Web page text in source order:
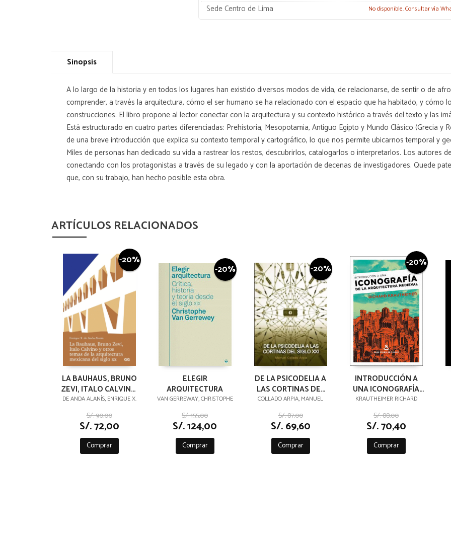
Sede Centro de Lima No disponible. Consultar vía
Sinopsis
A lo largo de la historia y en todos los lugares han existido diversos modos de vida, de relacionarse, de sentir o de
comprender, a través la arquitectura, cómo el ser humano se ha relacionado con el espacio que ha habitado, y cómo
construcciones. El libro propone al lector conectar con la arquitectura y su contexto histórico a través del texto y las
Está estructurado en cuatro partes diferenciadas: Prehistoria, Mesopotamia, Antiguo Egipto y Mundo Clásico (Grecia y
de una breve introducción que explica su contexto temporal y cartográfico, lo que nos permite ubicarnos temporal y
Miles de personas han dedicado su vida a rastrear los restos, descubrirlos, catalogarlos o interpretarlos. Los autores
conectando con los protagonistas a través de su legado y con la aportación de decenas de investigadores. Quede
que, con su trabajo, han hecho posible esta obra.
ARTÍCULOS RELACIONADOS
-20%
LA BAUHAUS, BRUNO
ZEVI, ITALO CALVINO
Y OTROS TEMAS DE
LA ARQUITECTURA
MEXICANA DEL SIGLO
XX
DE ANDA ALANÍS, ENRIQUE X.
S/. 90,00
S/. 72,00
Comprar
-20%
ELEGIR
ARQUITECTURA
VAN GERREWAY, CHRISTOPHE
S/. 155,00
S/. 124,00
Comprar
-20%
DE LA PSICODELIA A
LAS CORTINAS DEL
SIGLO XXI
COLLADO ARPIA, MANUEL
S/. 87,00
S/. 69,60
Comprar
-20%
INTRODUCCIÓN A
UNA ICONOGRAFÍA
DE LA
ARQUITECTURA
MEDIEVAL
KRAUTHEIMER RICHARD
S/. 88,00
S/. 70,40
Comprar